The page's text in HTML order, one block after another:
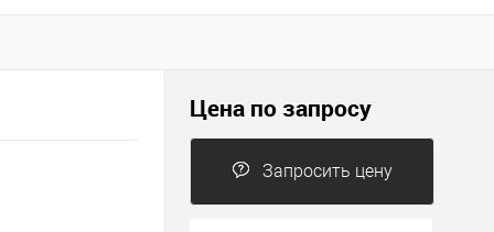
Цена по запросу
Запросить цену